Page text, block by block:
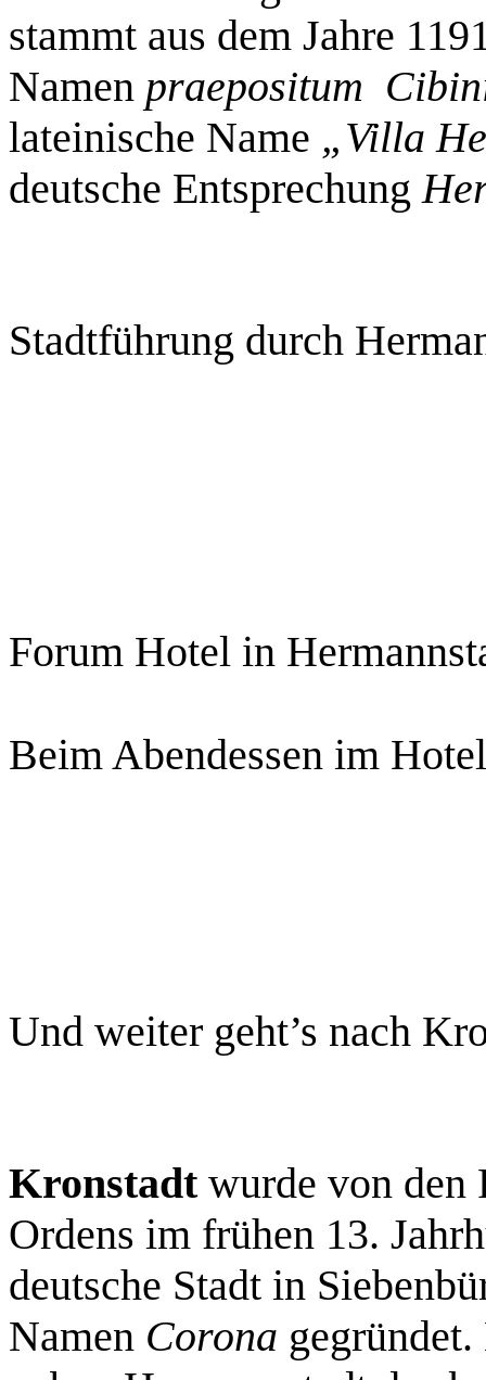
stammt aus dem Jahre
Namen praepositum
lateinische Name „Villa
deutsche Entsprechung
Stadtführung durch
Forum Hotel in
Beim Abendessen im
Und weiter geht’s nach
Kronstadtwurde von den
Ordens im frühen 13.
deutsche Stadt in
Namen Corona